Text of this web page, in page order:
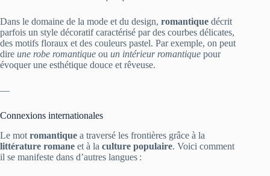
Dans le domaine de la mode et du design, romantique décrit
parfois un style décoratif caractérisé par des courbes délicates,
des motifs floraux et des couleurs pastel. Par exemple, on peut
dire une robe romantique ou un intérieur romantique pour
évoquer une esthétique douce et rêveuse.
—
Connexions internationales
Le mot romantique a traversé les frontières grâce à la
littérature romane et à la culture populaire. Voici comment
il se manifeste dans d’autres langues :